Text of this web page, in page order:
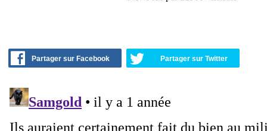
Partager sur Facebook Partager sur Twitter